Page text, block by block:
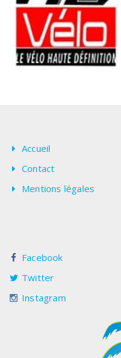
Accueil
Contact
Mentions légales
Facebook
Twitter
Instagram